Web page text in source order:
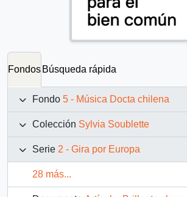
Fondos Búsqueda rápida
Fondo 5 - Música Docta chilena
Colección Sylvia Soublette
Serie 2 - Gira por Europa
28 más...